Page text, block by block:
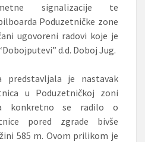
signalizacije te
Poduzetničke zone
ugovoreni radovi koje je
d.d. Doboj Jug.
predstavljala je nastavak
u Poduzetničkoj zoni
konkretno se radilo o
pored zgrade bivše
585 m. Ovom prilikom je